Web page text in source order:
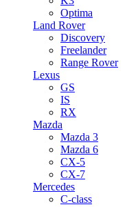
Optima
Land Rover
Discovery
Freelander
Range Rover
Lexus
GS
IS
RX
Mazda
Mazda 3
Mazda 6
CX-5
CX-7
Mercedes
C-class